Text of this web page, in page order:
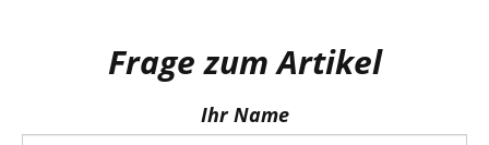
Frage zum Artikel
Ihr Name